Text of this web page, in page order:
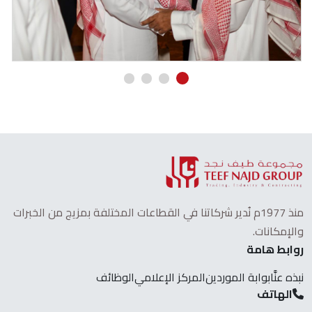
منذ 1977م نُدير شركاتنا في القطاعات المختلفة بمزيج من الخبرات
والإمكانات.
روابط هامة
نبذه عنَّابوابة الموردينالمركز الإعلاميالوظائف
الهاتف